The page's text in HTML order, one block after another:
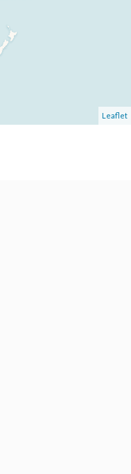
Leaflet